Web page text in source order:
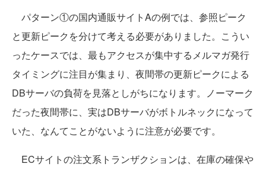
パターン①の国内通販サイトAの例では、参照ピーク
と更新ピークを分けて考える必要がありました。こうい
ったケースでは、最もアクセスが集中するメルマガ発行
タイミングに注目が集まり、夜間帯の更新ピークによる
DBサーバの負荷を見落としがちになります。ノーマーク
だった夜間帯に、実はDBサーバがボトルネックになって
いた、なんてことがないように注意が必要です。
ECサイトの注文系トランザクションは、在庫の確保や